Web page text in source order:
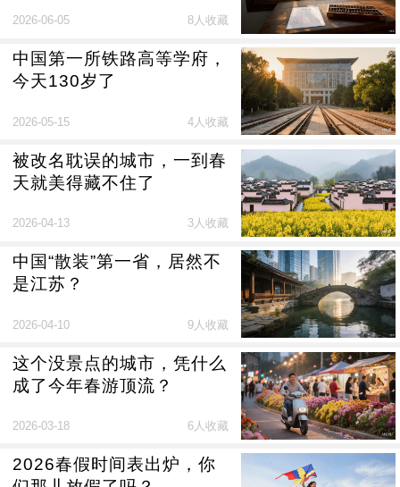
2026-06-05 8人收藏
中国第一所铁路高等学府，
今天130岁了
2026-05-15 4人收藏
被改名耽误的城市，一到春
天就美得藏不住了
2026-04-13 3人收藏
中国“散装”第一省，居然不
是江苏？
2026-04-10 9人收藏
这个没景点的城市，凭什么
成了今年春游顶流？
2026-03-18 6人收藏
2026春假时间表出炉，你